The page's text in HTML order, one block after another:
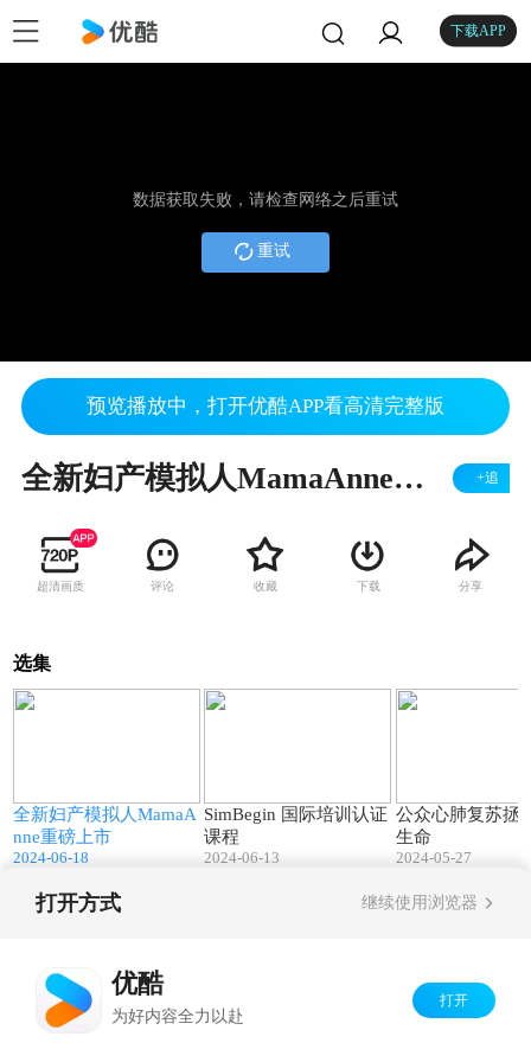
下载APP
数据获取失败，请检查网络之后重试
重试
预览播放中，打开优酷APP看高清完整版
全新妇产模拟人MamaAnne重磅上市 +追
超清画质 评论 收藏 下载 分享
选集
全新妇产模拟人MamaA
nne重磅上市
2024-06-18
SimBegin 国际培训认证
课程
2024-06-13
公众心肺复苏拯
生命
2024-05-27
打开方式 继续使用浏览器
优酷
为好内容全力以赴
打开